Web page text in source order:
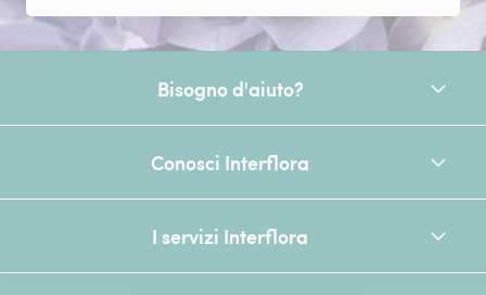
Bisogno d'aiuto?
Conosci Interflora
I servizi Interflora